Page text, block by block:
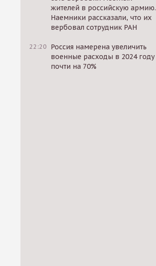
жителей в российскую армию.
Наемники рассказали, что их
вербовал сотрудник РАН
22:20 Россия намерена увеличить
военные расходы в 2024 году
почти на 70%